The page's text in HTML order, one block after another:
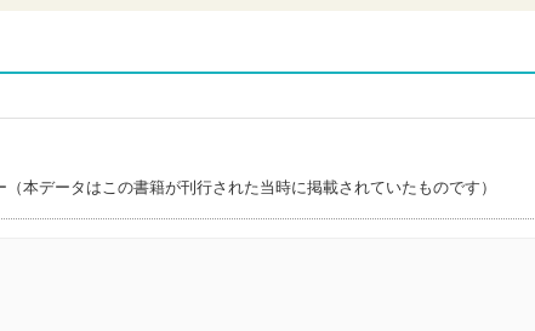
)
本データはこの書籍が刊行された当時に掲載されていたものです）